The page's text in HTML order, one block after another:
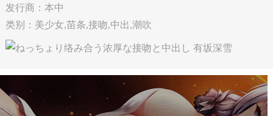
发行商：本中
类别：美少女,苗条,接吻,中出,潮吹